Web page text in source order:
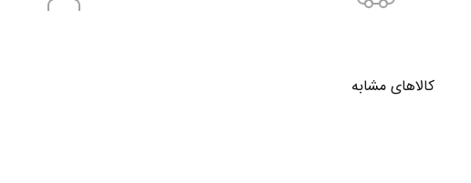
کالاهای مشابه